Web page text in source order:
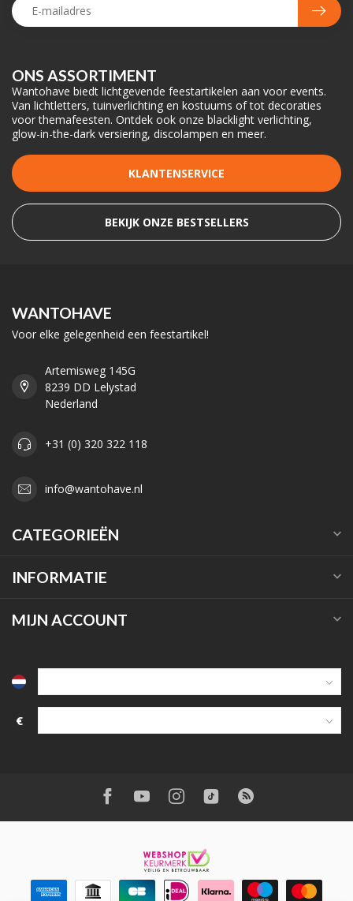
ONS ASSORTIMENT
Wantohave biedt lichtgevende feestartikelen aan voor events.
Van lichtletters, tuinverlichting en kostuums of tot decoraties
voor themafeesten. Ontdek ook onze blacklight verlichting,
glow-in-the-dark versiering, discolampen en meer.
KLANTENSERVICE
BEKIJK ONZE BESTSELLERS
WANTOHAVE
Voor elke gelegenheid een feestartikel!
Artemisweg 145G
8239 DD Lelystad
Nederland
+31 (0) 320 322 118
info@wantohave.nl
CATEGORIEËN
INFORMATIE
MIJN ACCOUNT
€